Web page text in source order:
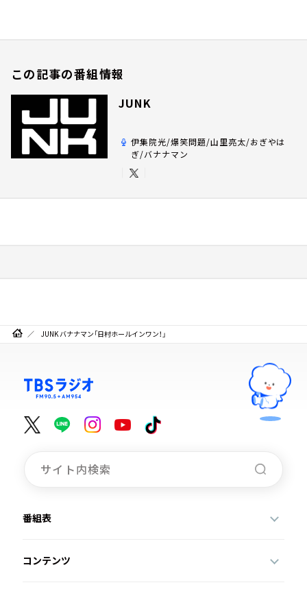
この記事の番組情報
JUNK
伊集院光/爆笑問題/山里亮太/おぎやは
ぎ/バナナマン
JUNK バナナマン「日村ホールインワン！」
番組表
コンテンツ